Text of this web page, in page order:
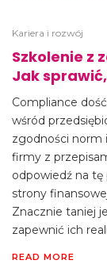
Kariera i rozwój
Szkolenie z
Jak
Compliance
wśród
zgodności norm
firmy z
odpowiedź na tę
strony
Znacznie taniej
zapewnić ich
READ MORE